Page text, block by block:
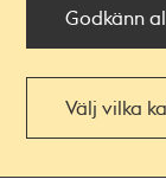
Godkänn
Välj vilka